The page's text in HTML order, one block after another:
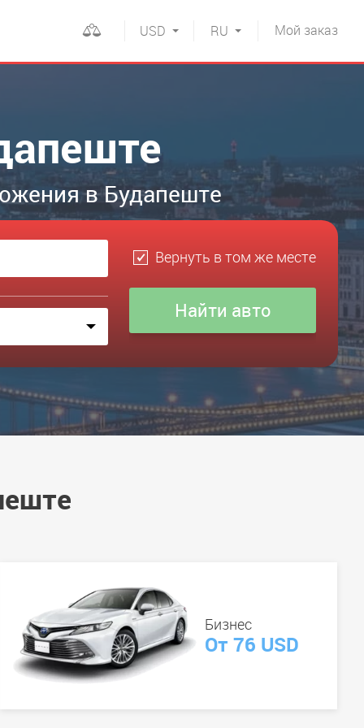
Мой заказ
RU
USD
в Будапеште
Вернуть в том же месте
Бизнес
От 76 USD